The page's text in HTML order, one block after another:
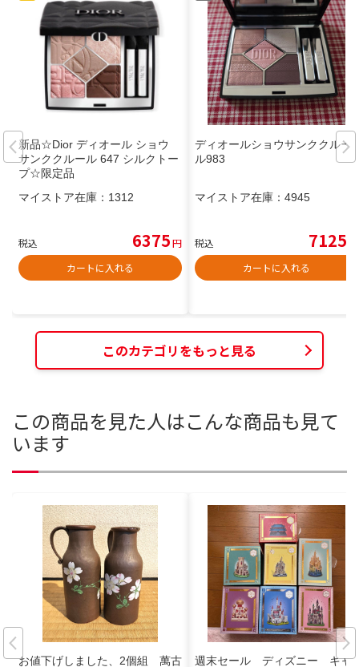
新品☆Dior ディオール ショウ
サンククルール 647 シルクトー
プ☆限定品
マイストア在庫： 1312
税込 6375円
カートに入れる
ディオールショウサンククルー
ル983
マイストア在庫： 4945
税込 7125
カートに入れる
このカテゴリをもっと見る
この商品を見た人はこんな商品も見て
います
お値下げしました、2個組 萬古
週末セール ディズニー キャ